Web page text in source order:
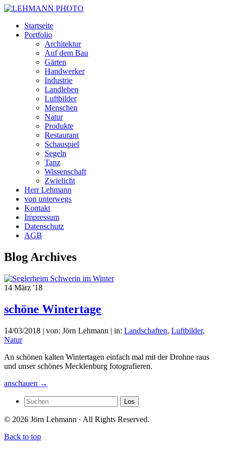
Startseite
Portfolio
Architektur
Auf dem Bau
Gärten
Handwerker
Industrie
Landleben
Luftbilder
Menschen
Natur
Produkte
Restaurant
Schauspiel
Segeln
Tanz
Wissenschaft
Zwielicht
Herr Lehmann
von unterwegs
Kontakt
Impressum
Datenschutz
AGB
Blog Archives
14 März '18
schöne Wintertage
14/03/2018 | von: Jörn Lehmann | in: Landschaften, Luftbilder,
Natur
An schönen kalten Wintertagen einfach mal mit der Drohne raus
und unser schönes Mecklenburg fotografieren.
anschauen →
© 2026 Jörn Lehmann · All Rights Reserved.
Back to top